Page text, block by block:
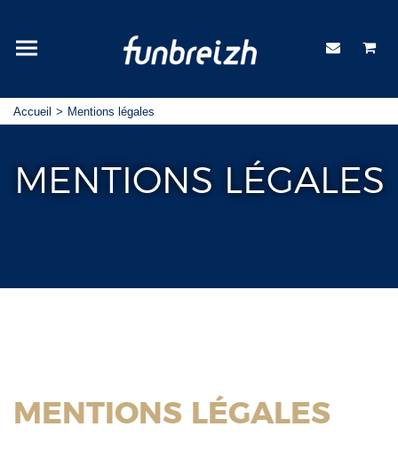
Accueil Mentions légales
MENTIONS LÉGALES
MENTIONS LÉGALES